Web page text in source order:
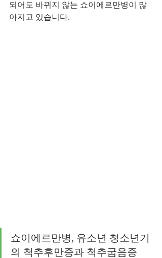
되어도 바뀌지 않는 쇼이에르만병이 많
아지고 있습니다.
쇼이에르만병, 유소년 청소년기
의 척추후만증과 척추굽음증